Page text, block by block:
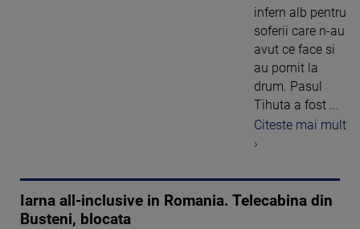
infern alb pentru
soferii care n-au
avut ce face si
au pornit la
drum. Pasul
Tihuta a fost ...
Citeste mai mult
›
Iarna all-inclusive in Romania. Telecabina din
Busteni, blocata